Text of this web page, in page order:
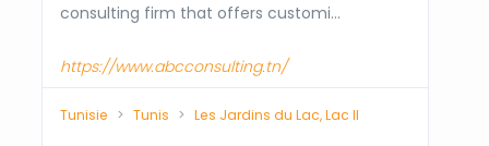
consulting firm that offers customi...
https://www.abcconsulting.tn/
Tunisie Tunis Les Jardins du Lac, Lac II